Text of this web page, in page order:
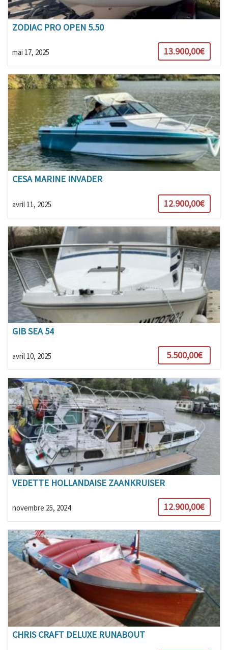
ZODIAC PRO OPEN 5.50
mai 17, 2025 13.900,00€
CESA MARINE INVADER
avril 11, 2025 12.900,00€
GIB SEA 54
avril 10, 2025 5.500,00€
VEDETTE HOLLANDAISE ZAANKRUISER
novembre 25, 2024 12.900,00€
CHRIS CRAFT DELUXE RUNABOUT